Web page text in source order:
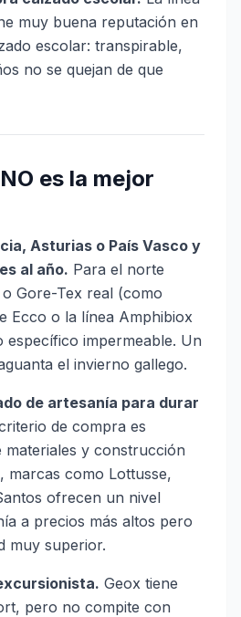
muy buena reputación en
escolar: transpirable,
no se quejan de que
es la mejor
Asturias o País Vasco y
al año. Para el norte
Gore-Tex real (como
Ecco o la línea Amphibiox
específico impermeable. Un
el invierno gallego.
de artesanía para durar
de compra es
materiales y construcción
marcas como Lottusse,
ofrecen un nivel
a precios más altos pero
muy superior.
Geox tiene
pero no compite con